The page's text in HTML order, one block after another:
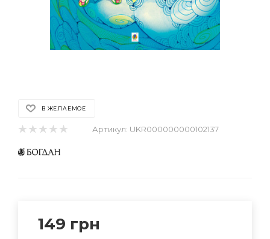
В ЖЕЛАЕМОЕ
Артикул: UKR000000000102137
149 грн